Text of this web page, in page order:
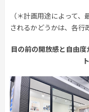
（＊計画用途によって
されるかどうかは、各行
目の前の開放感と自由